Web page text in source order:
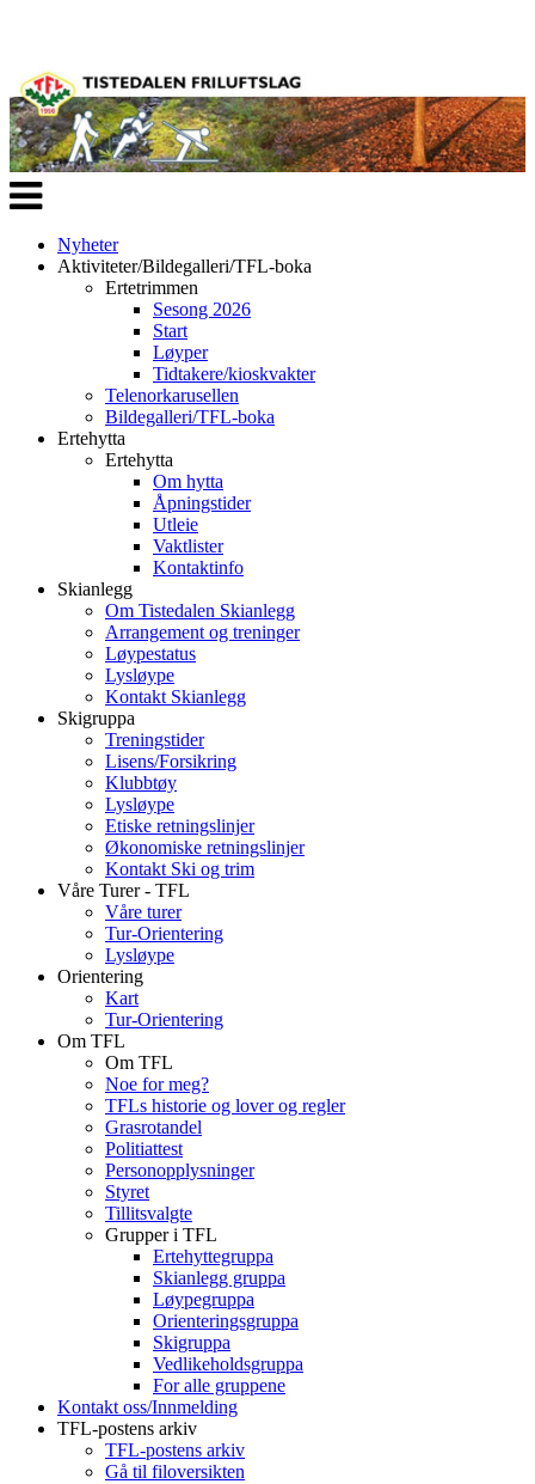
Veksle
navigasjon
Nyheter
Aktiviteter/Bildegalleri/TFL-boka
Ertetrimmen
Sesong 2026
Start
Løyper
Tidtakere/kioskvakter
Telenorkarusellen
Bildegalleri/TFL-boka
Ertehytta
Ertehytta
Om hytta
Åpningstider
Utleie
Vaktlister
Kontaktinfo
Skianlegg
Om Tistedalen Skianlegg
Arrangement og treninger
Løypestatus
Lysløype
Kontakt Skianlegg
Skigruppa
Treningstider
Lisens/Forsikring
Klubbtøy
Lysløype
Etiske retningslinjer
Økonomiske retningslinjer
Kontakt Ski og trim
Våre Turer - TFL
Våre turer
Tur-Orientering
Lysløype
Orientering
Kart
Tur-Orientering
Om TFL
Om TFL
Noe for meg?
TFLs historie og lover og regler
Grasrotandel
Politiattest
Personopplysninger
Styret
Tillitsvalgte
Grupper i TFL
Ertehyttegruppa
Skianlegg gruppa
Løypegruppa
Orienteringsgruppa
Skigruppa
Vedlikeholdsgruppa
For alle gruppene
Kontakt oss/Innmelding
TFL-postens arkiv
TFL-postens arkiv
Gå til filoversikten